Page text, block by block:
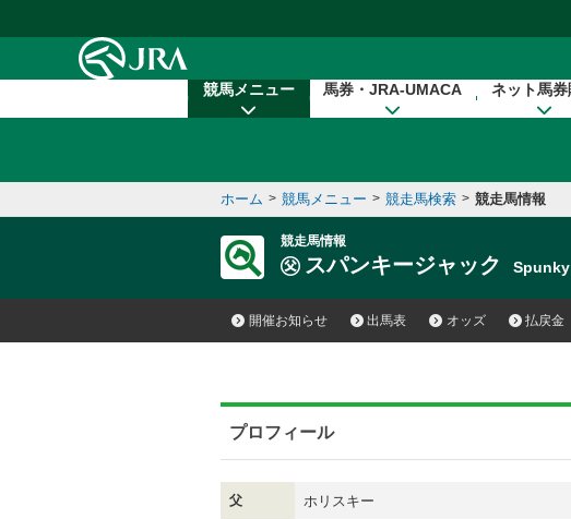
競馬メニュー 馬券・JRA-UMACA ネット馬券
ホーム > 競馬メニュー > 競走馬検索 > 競走馬情報
競走馬情報
スパンキージャック Spunky
開催お知らせ 出馬表 オッズ 払戻金
プロフィール
父 ホリスキー